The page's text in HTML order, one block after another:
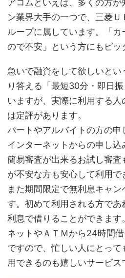
アコムといえば、多くの方
ン業界大手の一つで、三菱
ループに属しています。「
ので不安」という方にもピッ
急いで融資をして欲しいと
り答える「最短30分・即日
いますが、実際に利用する人
は定評があります。
パートやアルバイトの方の申
インターネットからの申し
簡易審査が出来るお試し審
が不安な方も安心して利用で
また期間限定で無利息キャ
す。初めて利用される方であ
利息で借りることができます。
ネットやＡＴＭから24時間
ですので、忙しい人にとって
用できるのも嬉しいサービス